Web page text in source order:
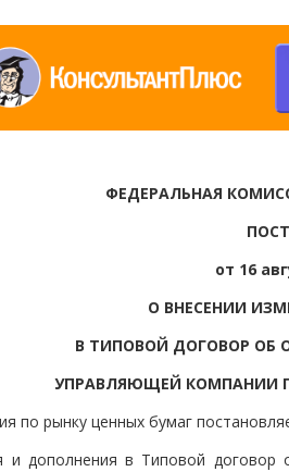
ФЕДЕРАЛЬНАЯ
от 16
О ВНЕСЕНИИ
В ТИПОВОЙ ДОГОВОР ОБ
УПРАВЛЯЮЩЕЙ КОМПАНИИ
по рынку ценных бумаг
и дополнения в Типовой договор